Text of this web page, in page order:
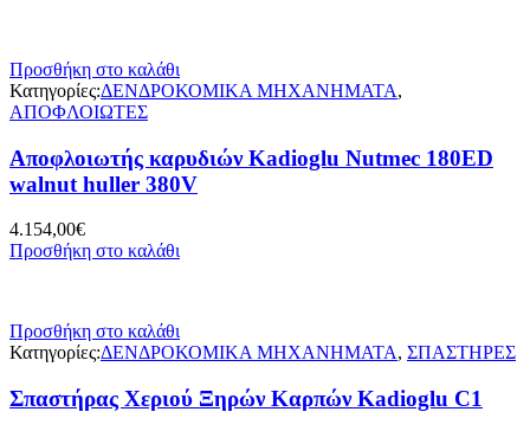
Προσθήκη στο καλάθι
Κατηγορίες:ΔΕΝΔΡΟΚΟΜΙΚΑ ΜΗΧΑΝΗΜΑΤΑ,
ΑΠΟΦΛΟΙΩΤΕΣ
Αποφλοιωτής καρυδιών Kadioglu Nutmec 180ED
walnut huller 380V
4.154,00€
Προσθήκη στο καλάθι
Προσθήκη στο καλάθι
Κατηγορίες:ΔΕΝΔΡΟΚΟΜΙΚΑ ΜΗΧΑΝΗΜΑΤΑ, ΣΠΑΣΤΗΡΕΣ
Σπαστήρας Χεριού Ξηρών Καρπών Kadioglu C1